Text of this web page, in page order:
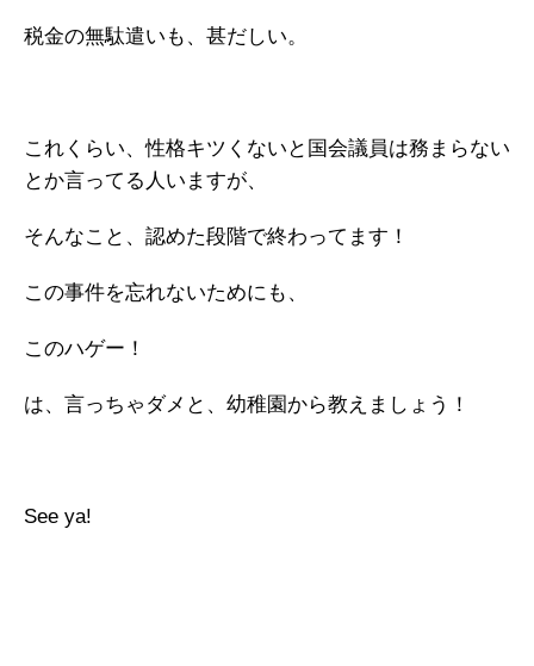
税金の無駄遣いも、甚だしい。
これくらい、性格キツくないと国会議員は務まらない
とか言ってる人いますが、
そんなこと、認めた段階で終わってます！
この事件を忘れないためにも、
このハゲー！
は、言っちゃダメと、幼稚園から教えましょう！
See ya!